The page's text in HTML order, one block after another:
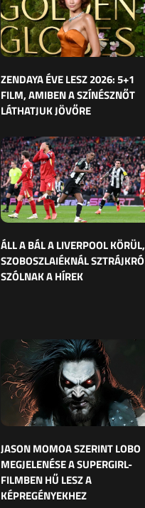
ZENDAYA ÉVE LESZ 2026: 5+1
FILM, AMIBEN A SZÍNÉSZNŐT
LÁTHATJUK JÖVŐRE
ÁLL A BÁL A LIVERPOOL KÖRÜL,
SZOBOSZLAIÉKNÁL
SZÓLNAK A HÍREK
JASON MOMOA SZERINT LOBO
MEGJELENÉSE A SUPERGIRL-
FILMBEN HŰ LESZ A
KÉPREGÉNYEKHEZ